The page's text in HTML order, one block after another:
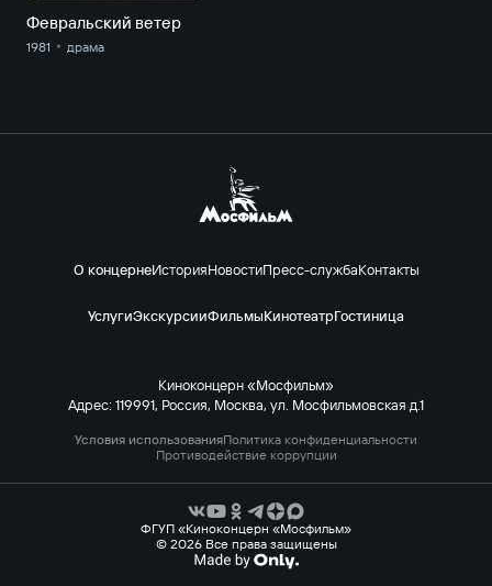
Февральский ветер
1981 драма
О концернеИсторияНовостиПресс-службаКонтакты
УслугиЭкскурсииФильмыКинотеатрГостиница
Киноконцерн «Мосфильм»
Адрес: 119991, Россия, Москва, ул. Мосфильмовская д.1
Условия использованияПолитика конфиденциальности
Противодействие коррупции
ФГУП «Киноконцерн «Мосфильм»
© 2026 Все права защищены